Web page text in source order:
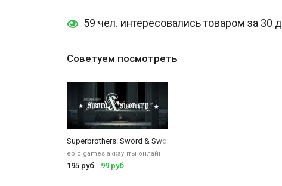
59 чел. интересовались товаром за 30
Советуем посмотреть
Superbrothers: Sword & Sworcery EP
epic games аккаунты онлайн
195 руб. 99 руб.